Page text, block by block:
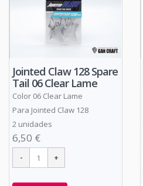
Jointed Claw 128 Spare
Tail 06 Clear Lame
Color 06 Clear Lame
Para Jointed Claw 128
2 unidades
6,50 €